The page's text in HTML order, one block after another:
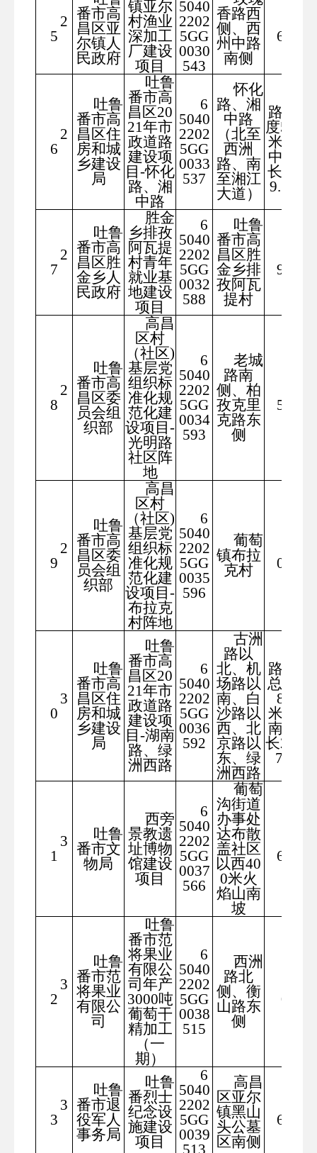
2
5
番市高
昌区亚
尔镇人
民政府
镇亚尔
村渔业
深加工
厂建设
项目
5040
2202
5GG
0030
543
香路西
侧、西
州中路
南侧
6.35
2
6
吐鲁
番市高
昌区住
房和城
乡建设
局
吐鲁
番市高
昌区20
21年市
政道路
建设项
目-怀化
路、湘
中路
6
5040
2202
5GG
0033
537
怀化
路、湘
中路
（北至
西洲
路、南
至湘江
大道）
路总长
度548.6
米、湘
中路总
长度60
9.19米
2
7
吐鲁
番市高
昌区胜
金乡人
民政府
胜金
乡排孜
阿瓦提
村青年
就业基
地建设
项目
6
5040
2202
5GG
0032
588
吐鲁
番市高
昌区胜
金乡排
孜阿瓦
提村
9.28
2
8
吐鲁
番市高
昌区委
员会组
织部
高昌
区村
（社区)
基层党
组织标
准化规
范化建
设项目-
光明路
社区阵
地
6
5040
2202
5GG
0034
593
老城
路南
侧、柏
孜克里
克路东
侧
5.81
2
9
吐鲁
番市高
昌区委
员会组
织部
高昌
区村
（社区)
基层党
组织标
准化规
范化建
设项目-
布拉克
村阵地
6
5040
2202
5GG
0035
596
葡萄
镇布拉
克村
0.28
3
0
吐鲁
番市高
昌区住
房和城
乡建设
局
吐鲁
番市高
昌区20
21年市
政道路
建设项
目-湖南
路、绿
洲西路
6
5040
2202
5GG
0036
592
古洲
路以
北、机
场路以
南、白
沙路以
西、北
京路以
东、绿
洲西路
路道路
总长47
8.39
米、湖
南路总
长2158.
73米
3
1
吐鲁
番市文
物局
西旁
景教遗
址博物
馆建设
项目
6
5040
2202
5GG
0037
566
葡萄
沟街道
办事处
达布散
盖社区
以西40
0米火
焰山南
坡
6.69
3
2
吐鲁
番市范
将果业
有限公
司
吐鲁
番市范
将果业
有限公
司年产
3000吨
葡萄干
精加工
（一
期）
6
5040
2202
5GG
0038
515
西洲
路北
侧、衡
山路东
侧
0.3
3
3
吐鲁
番市退
役军人
事务局
吐鲁
番烈士
纪念设
施建设
项目
6
5040
2202
5GG
0039
513
高昌
区亚尔
镇黑山
头公墓
区南侧
6.78